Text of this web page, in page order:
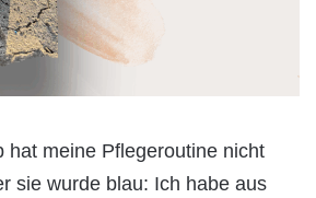
hat meine Pflegeroutine nicht
sie wurde blau: Ich habe aus